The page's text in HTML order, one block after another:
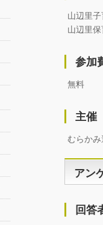
山辺里
山辺里
参加
無料
主催
むらか
アン
回答